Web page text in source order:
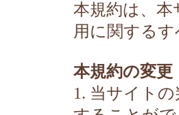
本規約は、
用に関する
本規約の変更
1. 当サイト